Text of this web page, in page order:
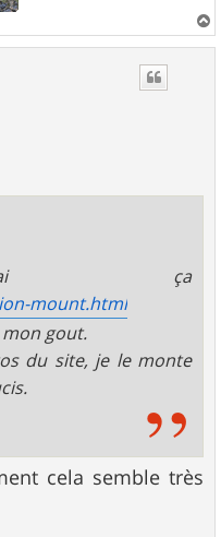
a
ça
mount.html
gout.
du site, je le monte
cela semble très